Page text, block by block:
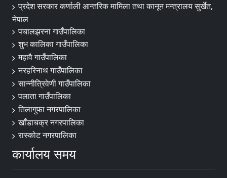
प्रदेश सरकार कर्णाली आन्तरिक मामिला तथा कानून मन्त्रालय सुर्खेत,
नेपाल
पचालझरना गाउँपालिका
शुभ कालिका गाउँपालिका
महावै गाउँपालिका
नरहरिनाथ गाउँपालिका
सान्नीत्रिवेणी गाउँपालिका
पलाता गाउँपालिका
तिलागुफा नगरपालिका
खाँडाचक्र नगरपालिका
रास्कोट नगरपालिका
कार्यालय समय